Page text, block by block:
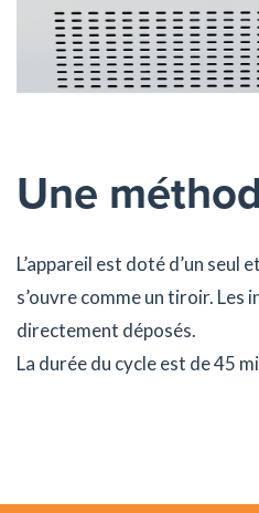
Une
L’appareil est doté d’un seul
s’ouvre comme un tiroir. Les
directement déposés.
La durée du cycle est de 45